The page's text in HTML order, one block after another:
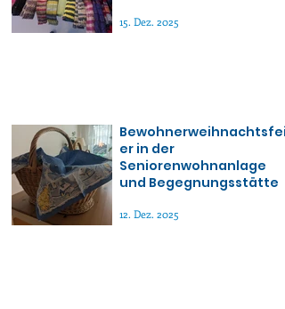
15. Dez. 2025
Bewohnerweihnachtsfei
er in der
Seniorenwohnanlage
und Begegnungsstätte
12. Dez. 2025